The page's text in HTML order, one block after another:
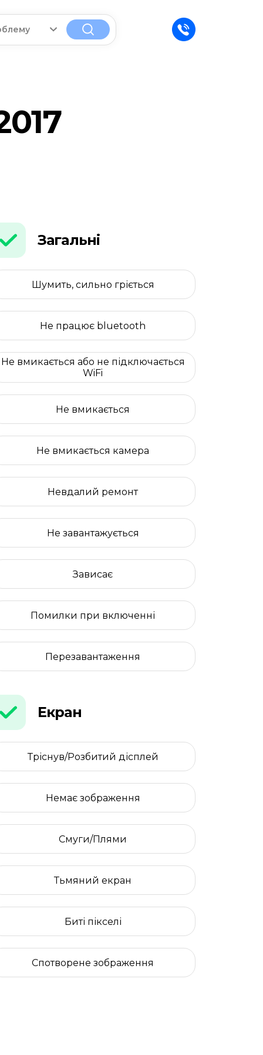
Загальні
Шумить, сильно гріється
Не працює bluetooth
Не вмикається або не підключається
WiFi
Не вмикається
Не вмикається камера
Невдалий ремонт
Не завантажується
Зависає
Помилки при включенні
Перезавантаження
Екран
Тріснув/Розбитий дісплей
Немає зображення
Смуги/Плями
Тьмяний екран
Биті пікселі
Спотворене зображення